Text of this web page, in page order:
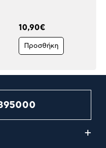
10,90€
Προσθήκη